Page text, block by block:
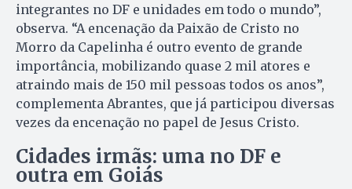
integrantes no DF e unidades em todo o mundo”,
observa. “A encenação da Paixão de Cristo no
Morro da Capelinha é outro evento de grande
importância, mobilizando quase 2 mil atores e
atraindo mais de 150 mil pessoas todos os anos”,
complementa Abrantes, que já participou diversas
vezes da encenação no papel de Jesus Cristo.
Cidades irmãs: uma no DF e
outra em Goiás